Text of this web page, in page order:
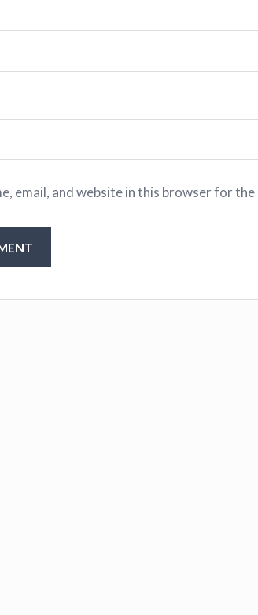
email, and website in this browser for